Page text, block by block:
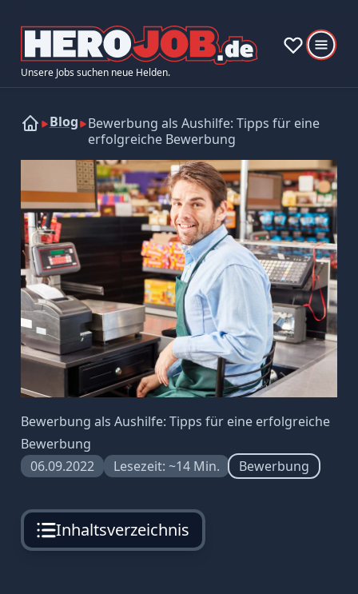
Unsere Jobs suchen neue Helden.
Blog
Bewerbung als Aushilfe: Tipps für eine
erfolgreiche Bewerbung
Bewerbung als Aushilfe: Tipps für eine erfolgreiche
Bewerbung
06.09.2022
Lesezeit: ~14 Min. Bewerbung
Inhaltsverzeichnis